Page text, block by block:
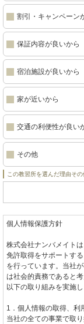
割引・キャンペーン
保証内容が良いから
宿泊施設が良いから
家が近いから
交通の利便性が良い
その他
この教習所を選んだ理由その
個人情報保護方針
株式会社ナンバメイト
免許取得をサポートす
を行っています。当社
は社会的責務であると
以下の取り組みを実施し
1．個人情報の取得、利
当社の全ての事業で取